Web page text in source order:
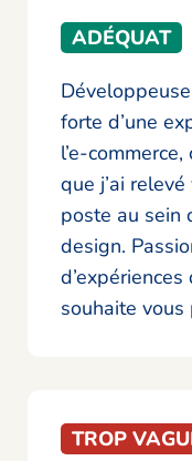
ADÉQUAT
forte d’une
l’e-
que j’ai
poste au sein
design.
souhaite
TROP